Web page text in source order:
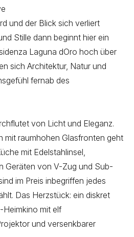
und der Blick sich verliert
Stille dann beginnt hier ein
Laguna dOro hoch über
sich Architektur, Natur und
fernab des
von Licht und Eleganz.
mit raumhohen Glasfronten geht
mit Edelstahlinsel,
Geräten von V-Zug und Sub-
im Preis inbegriffen jedes
Das Herzstück: ein diskret
mit elf
und versenkbarer